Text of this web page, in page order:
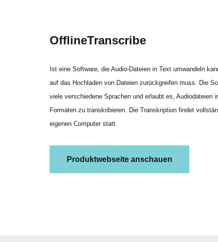
OfflineTranscribe
Ist eine Software, die Audio-Dateien in Text umwandeln
auf das Hochladen von Dateien zurückgreifen muss. Die
viele verschiedene Sprachen und erlaubt es, Audiodateien
Formaten zu transkribieren. Die Transkription findet
eigenen Computer statt.
Produktwebseite anschauen